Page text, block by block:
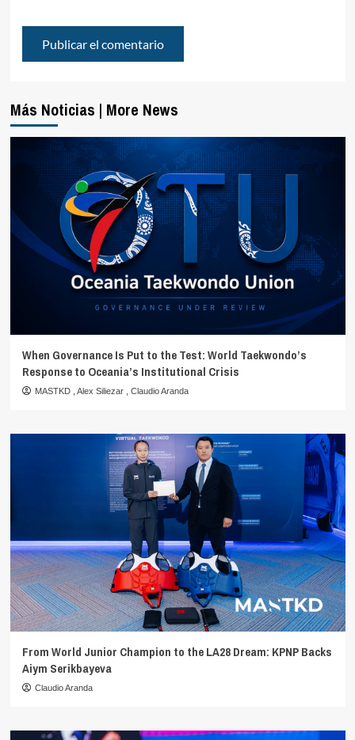
Más Noticias | More News
When Governance Is Put to the Test: World Taekwondo’s
Response to Oceania’s Institutional Crisis
MASTKD Alex Siliezar Claudio Aranda
From World Junior Champion to the LA28 Dream: KPNP Backs
Aiym Serikbayeva
Claudio Aranda